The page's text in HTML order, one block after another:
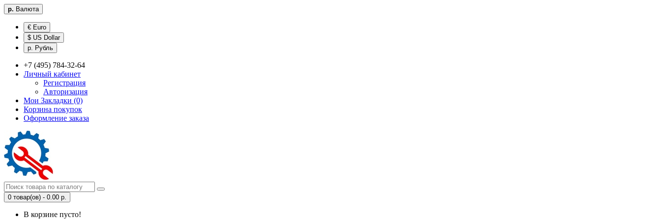
р. Валюта
€ Euro
$ US Dollar
р. Рубль
+7 (495) 784-32-64
Личный кабинет
Регистрация
Авторизация
Мои Закладки (0)
Корзина покупок
Оформление заказа
0 товар(ов) - 0.00 р.
В корзине пусто!